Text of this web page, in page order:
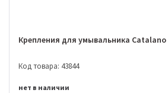
Крепления для умывальника Catalano
Код товара: 43844
нет в наличии